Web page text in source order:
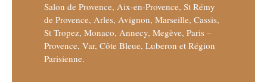
Salon de Provence, Aix-en-Provence, St Rémy
de Provence, Arles, Avignon, Marseille, Cassis,
St Tropez, Monaco, Annecy, Megève, Paris –
Provence, Var, Côte Bleue, Luberon et Région
Parisienne.